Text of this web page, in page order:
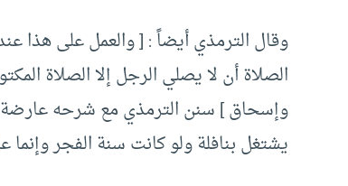
وقال الترمذي أيضاً : [ والعمل على هذا
الصلاة أن لا يصلي الرجل إلا الصلاة
يشتغل بنافلة ولو كانت سنة الفجر